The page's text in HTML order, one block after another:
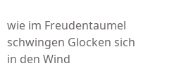
wie im Freudentaumel
schwingen Glocken sich
in den Wind